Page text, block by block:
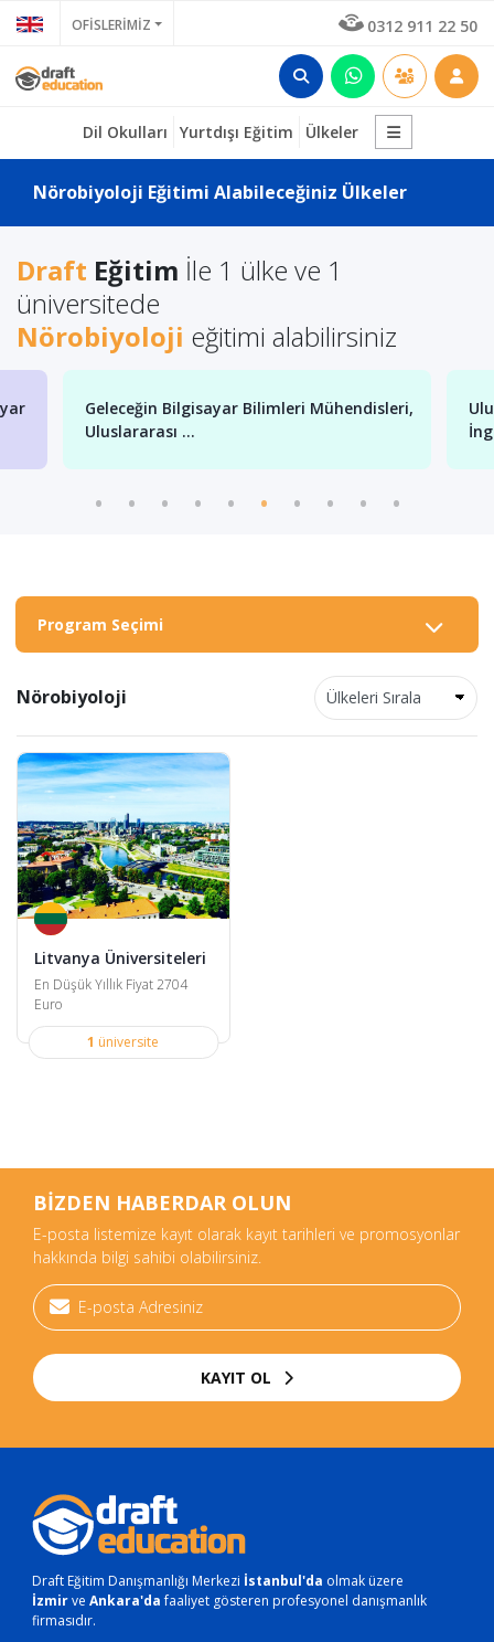
OFİSLERİMİZ 0312 911 22 50
Dil Okulları Yurtdışı Eğitim Ülkeler
Nörobiyoloji Eğitimi Alabileceğiniz Ülkeler
Draft Eğitim İle 1 ülke ve 1
üniversitede
Nörobiyoloji eğitimi alabilirsiniz
Geleceğin Bilgisayar Bilimleri Mühendisleri,
Uluslararası ...
Program Seçimi
Nörobiyoloji
Litvanya Üniversiteleri
En Düşük Yıllık Fiyat 2704
Euro
1 üniversite
BİZDEN HABERDAR OLUN
E-posta listemize kayıt olarak kayıt tarihleri ve promosyonlar
hakkında bilgi sahibi olabilirsiniz.
KAYIT OL
Draft Eğitim Danışmanlığı Merkezi İstanbul'da olmak üzere
İzmirve Ankara'dafaaliyet gösteren profesyonel danışmanlık
firmasıdır.